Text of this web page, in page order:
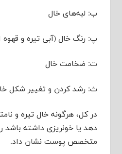
ب: لبه‌های خال
پ: رنگ خال (آبی تیره و قهوه
ت: ضخامت خال
ث: رشد کردن و تغییر شکل
در کل، هرگونه خال تیره و
دهد یا خونریزی داشته باشد
متخصص پوست نشان داد.